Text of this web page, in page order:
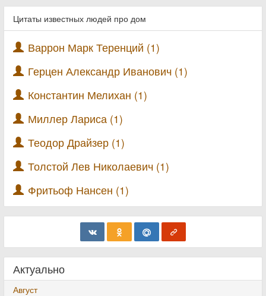
Цитаты известных людей про дом
Варрон Марк Теренций (1)
Герцен Александр Иванович (1)
Константин Мелихан (1)
Миллер Лариса (1)
Теодор Драйзер (1)
Толстой Лев Николаевич (1)
Фритьоф Нансен (1)
Актуально
Август